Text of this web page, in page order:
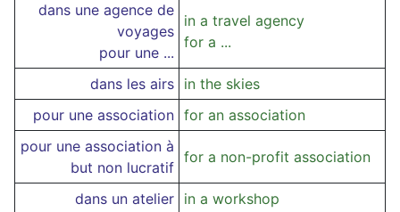
dans une agence de
voyages
pour une ...
in a travel agency
for a ...
dans les airs in the skies
pour une association for an association
pour une association à
but non lucratif
for a non-profit association
dans un atelier in a workshop